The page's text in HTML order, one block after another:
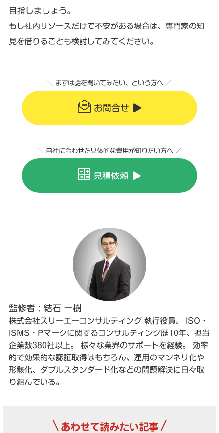
目指しましょう。
もし社内リソースだけで不安がある場合は、専門家の知
見を借りることも検討してみてください。
＼ まずは話を聞いてみたい、という方へ ／
お問合せ
＼ 自社に合わせた具体的な費用が知りたい方へ ／
見積依頼
監修者 : 結石 一樹
株式会社スリーエーコンサルティング 執行役員。 ISO・
ISMS・Pマークに関するコンサルティング歴10年、担当
企業数380社以上。 様々な業界のサポートを経験。 効率
的で効果的な認証取得はもちろん、運用のマンネリ化や
形骸化、ダブルスタンダード化などの問題解決に日々取
り組んでいる。
\ あわせて読みたい記事 /